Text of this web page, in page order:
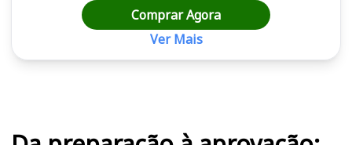
Comprar Agora
Ver Mais